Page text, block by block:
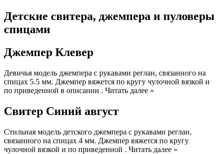
Детские свитера, джемпера и пуловеры
спицами
Джемпер Клевер
Девичья модель джемпера с рукавами реглан, связанного на
спицах 5.5 мм. Джемпер вяжется по кругу чулочной вязкой и
по приведенной в описании . Читать далее »
Свитер Синий август
Стильная модель детского джемпера с рукавами реглан,
связанного на спицах 4 мм. Джемпер вяжется по кругу
чулочной вязкой и по приведенной . Читать далее »